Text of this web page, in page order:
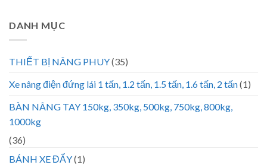
DANH MỤC
THIẾT BỊ NÂNG PHUY(35)
Xe nâng điện đứng lái 1 tấn, 1.2 tấn, 1.5 tấn, 1.6 tấn, 2 tấn(1)
BÀN NÂNG TAY 150kg, 350kg, 500kg, 750kg, 800kg,
1000kg
(36)
BÁNH XE ĐẨY(1)